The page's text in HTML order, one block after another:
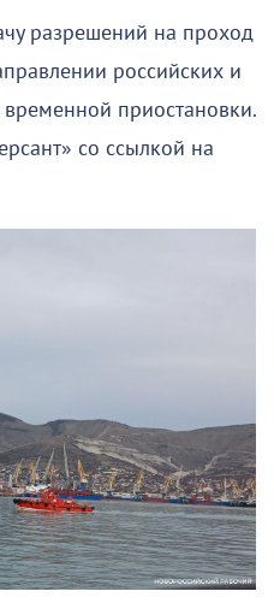
разрешений на проход
российских и
приостановки.
со ссылкой на